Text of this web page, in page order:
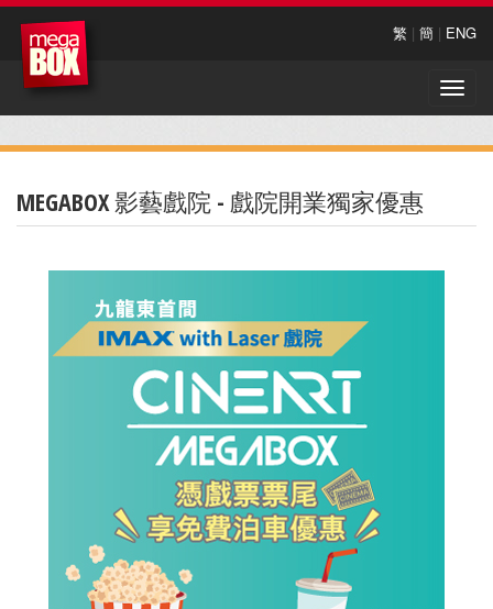
繁 | 簡 | ENG
Toggle
MEGABOX 影藝戲院 - 戲院開業獨家優惠